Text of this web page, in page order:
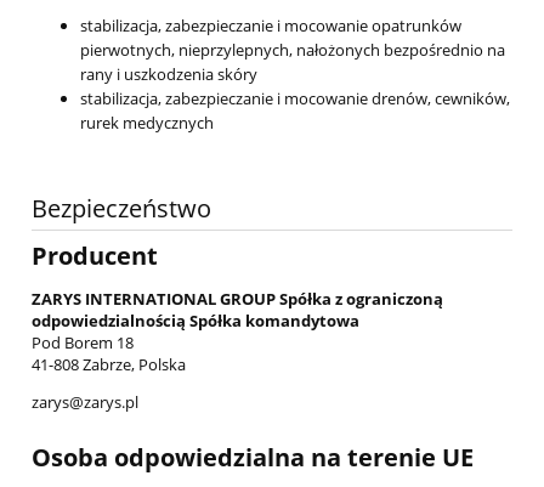
stabilizacja, zabezpieczanie i mocowanie opatrunków
pierwotnych, nieprzylepnych, nałożonych bezpośrednio na
rany i uszkodzenia skóry
stabilizacja, zabezpieczanie i mocowanie drenów, cewników,
rurek medycznych
Bezpieczeństwo
Producent
ZARYS INTERNATIONAL GROUP Spółka z ograniczoną
odpowiedzialnością Spółka komandytowa
Pod Borem 18
41-808 Zabrze, Polska
zarys@zarys.pl
Osoba odpowiedzialna na terenie UE